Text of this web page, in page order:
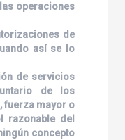
operaciones
de
así se lo
de servicios
de los
fuerza mayor o
razonable del
concepto